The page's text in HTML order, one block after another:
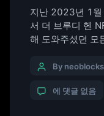
지난 2023년 1월
서 더 브루디 헨
해 도와주셨던 모
모습으로 인정받
https://
By neoblocks
에 댓글 없음